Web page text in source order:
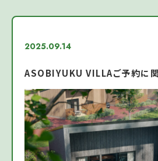
2025.09.14
ASOBIYUKU VILLAご予約に関